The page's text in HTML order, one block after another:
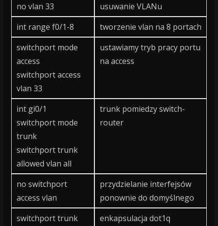
no vlan 33
usuwanie VLANu
int range f0/1-8
tworzenie vlan na 8 portach
switchport mode
access
switchport access
vlan 33
ustawiamy tryb pracy portu
na access
int gi0/1
switchport mode
trunk
switchport trunk
allowed vlan all
trunk pomiedzy switch-
router
no switchport
access vlan
przydzielanie interfejsów
ponownie do domyślnego
switchport trunk
enkapsulacja dot1q